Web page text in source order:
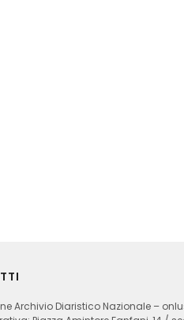
Archivio Diaristico Nazionale –